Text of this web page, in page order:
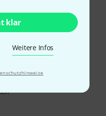
klar
Weitere Infos